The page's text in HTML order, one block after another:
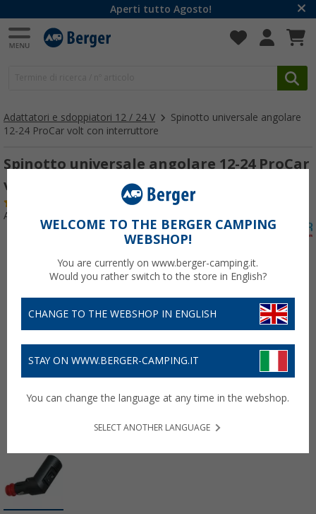
Aperti tutto Agosto!
Adattatori e sdoppiatori 12 / 24 V
Spinotto universale angolare
12-24 ProCar volt con interruttore
Spinotto universale angolare 12-24 ProCar
volt con interruttore
Articolo n: 166080
WELCOME TO THE BERGER CAMPING
WEBSHOP!
You are currently on www.berger-camping.it.
Would you rather switch to the store in English?
CHANGE TO THE WEBSHOP IN ENGLISH
STAY ON WWW.BERGER-CAMPING.IT
You can change the language at any time in the webshop.
SELECT ANOTHER LANGUAGE